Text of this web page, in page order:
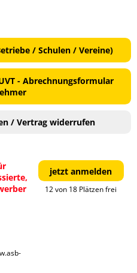
/ Schulen / Vereine)
- Abrechnungsformular
/ Vertrag widerrufen
jetzt anmelden
12 von 18 Plätzen frei